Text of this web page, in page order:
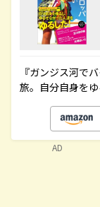
『ガンジス河で
旅。自分自身を
AD